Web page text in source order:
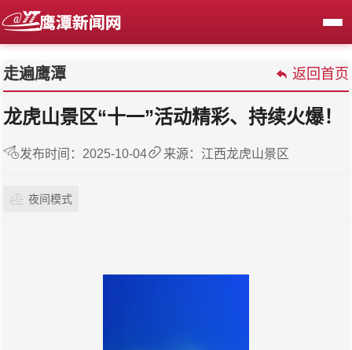
走遍鹰潭 返回首页
龙虎山景区“十一”活动精彩、持续火爆！
发布时间：2025-10-04 来源：江西龙虎山景区
夜间模式